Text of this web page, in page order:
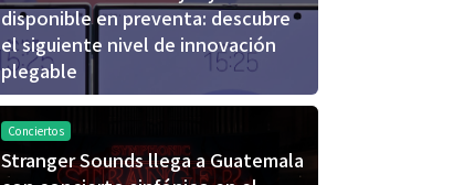
disponible en preventa: descubre
el siguiente nivel de innovación
plegable
Conciertos
Stranger Sounds llega a Guatemala